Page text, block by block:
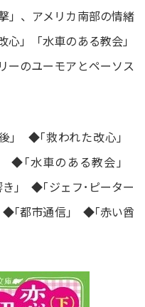
」、アメリカ南部の情緒
」「水車のある教会」
ーのユーモアとペーソス
｣ ◆｢救われた改心｣
｢水車のある教会｣
｣ ◆｢ジェフ･ピーター
｢都市通信｣ ◆｢赤い酋